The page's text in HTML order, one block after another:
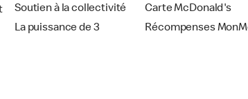
Soutien à la collectivité
La puissance de 3
Carte McDonald's
Récompenses